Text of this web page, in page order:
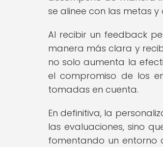
se alinee con las metas
Al recibir un feedback
manera más clara y
no solo aumenta la
el compromiso de los
tomadas en cuenta.
En definitiva, la
las evaluaciones, sino
fomentando un entorno